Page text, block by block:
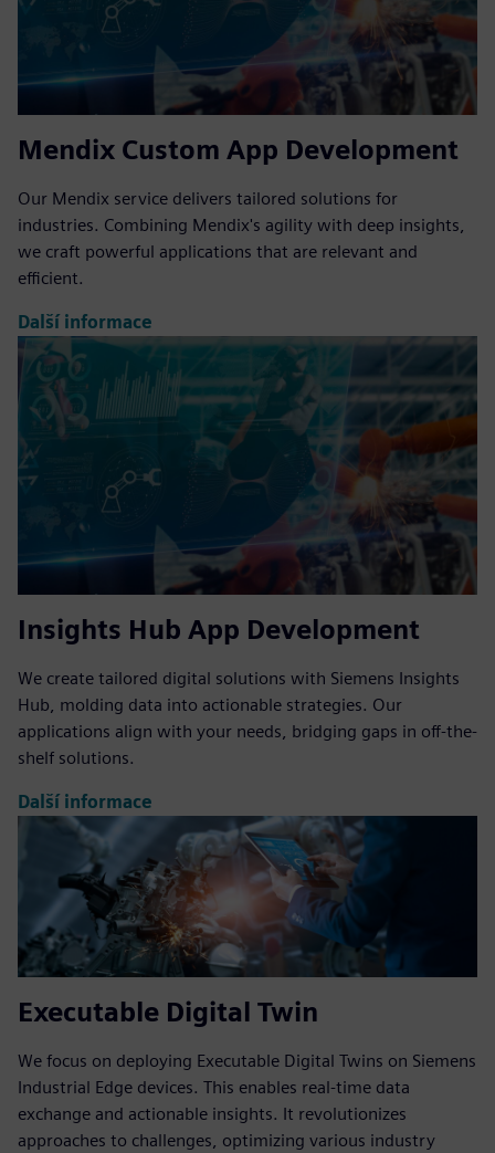
Mendix Custom App Development
Our Mendix service delivers tailored solutions for
industries. Combining Mendix's agility with deep insights,
we craft powerful applications that are relevant and
efficient.
Další informace
Insights Hub App Development
We create tailored digital solutions with Siemens Insights
Hub, molding data into actionable strategies. Our
applications align with your needs, bridging gaps in off-the-
shelf solutions.
Další informace
Executable Digital Twin
We focus on deploying Executable Digital Twins on Siemens
Industrial Edge devices. This enables real-time data
exchange and actionable insights. It revolutionizes
approaches to challenges, optimizing various industry